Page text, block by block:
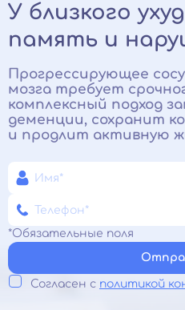
У близкого
память и
Прогрессирующее
мозга требует
комплексный подход
деменции, сохранит
и продлит активную
*Обязательные поля
Согласен с политикой